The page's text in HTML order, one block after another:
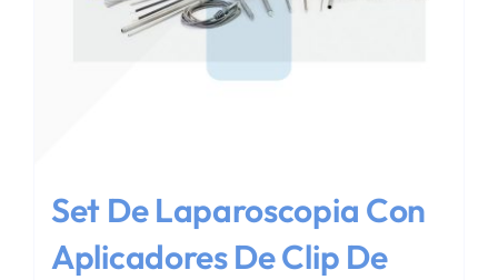
Set De Laparoscopia Con
Aplicadores De Clip De